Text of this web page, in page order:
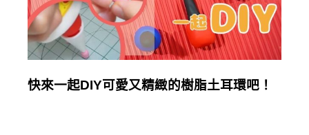
快來一起DIY可愛又精緻的樹脂土耳環吧！